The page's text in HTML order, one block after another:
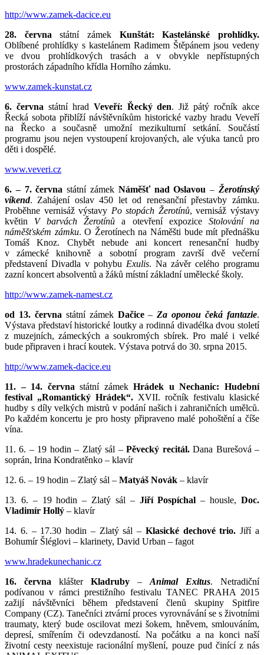
http://www.zamek-dacice.eu
28. června státní zámek Kunštát:
Kastelánské prohlídky.
Oblíbené prohlídky s kastelánem Radimem Štěpánem jsou vedeny
ve dvou prohlídkových trasách a v obvykle nepřístupných
prostorách západního křídla Horního zámku.
www.zamek-kunstat.cz
6. června státní hrad Veveří: Řecký den. Již pátý ročník akce
Řecká sobota přiblíží návštěvníkům historické vazby hradu Veveří
na Řecko a současně umožní mezikulturní setkání. Součástí
programu jsou nejen vystoupení krojovaných, ale výuka tanců pro
děti i dospělé.
www.veveri.cz
6. – 7. červnastátní zámek Náměšť nad Oslavou –Žerotínský
víkend. Zahájení oslav 450 let od renesanční přestavby zámku.
Proběhne vernisáž výstavy Po stopách Žerotínů, vernisáž výstavy
květin V barvách Žerotínů a otevření expozice Stolování na
náměšťském zámku. O Žerotínech na Náměšti bude mít přednášku
Tomáš Knoz. Chybět nebude ani koncert renesanční hudby
v zámecké knihovně a sobotní program završí dvě večerní
představení Divadla v pohybu Exulis. Na závěr celého programu
zazní koncert absolventů a žáků místní základní umělecké školy.
http://www.zamek-namest.cz
od 13. června státní zámek Dačice–Za oponou čeká fantazie.
Výstava představí historické loutky a rodinná divadélka dvou století
z muzejních, zámeckých a soukromých sbírek. Pro malé i velké
bude připraven i hrací koutek. Výstava potrvá do 30. srpna 2015.
http://www.zamek-dacice.eu
11. – 14. červnastátní zámekHrádek u Nechanic: Hudební
festival „Romantický Hrádek“. XVII. ročník festivalu klasické
hudby s díly velkých mistrů v podání našich i zahraničních umělců.
Po každém koncertu je pro hosty připraveno malé pohoštění a číše
vína.
11. 6. – 19 hodin – Zlatý sál –Pěvecký recitál.Dana Burešová –
soprán, Irina Kondratěnko – klavír
12. 6. – 19 hodin – Zlatý sál – Matyáš Novák – klavír
13. 6. – 19 hodin – Zlatý sál – Jiří Pospíchal– housle,Doc.
Vladimír Hollý – klavír
14. 6. – 17.30 hodin – Zlatý sál – Klasické dechové trio. Jiří a
Bohumír Šléglovi – klarinety, David Urban – fagot
www.hradekunechanic.cz
16. června klášter Kladruby – Animal Exitus. Netradiční
podívanou v rámci prestižního festivalu TANEC PRAHA 2015
zažijí návštěvníci během představení členů skupiny Spitfire
Company (CZ). Tanečníci ztvární proces vyrovnávání se s životními
traumaty, který bude oscilovat mezi šokem, hněvem, smlouváním,
depresí, smířením či odevzdaností. Na počátku a na konci naší
životní cesty neexistuje racionální myšlení, pouze pud činící z nás